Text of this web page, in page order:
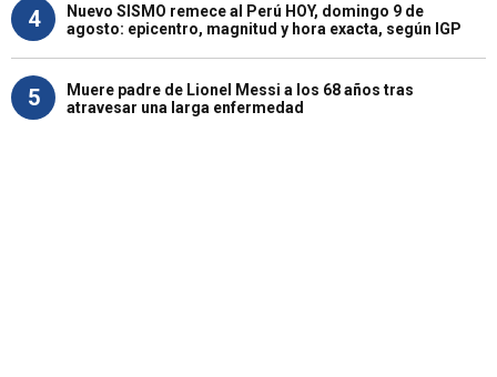
4
Nuevo SISMO remece al Perú HOY, domingo 9 de
agosto: epicentro, magnitud y hora exacta, según IGP
5
Muere padre de Lionel Messi a los 68 años tras
atravesar una larga enfermedad